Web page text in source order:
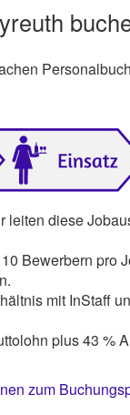
leiten diese
Bewerbern pro
mit InStaff
plus 43 %
zum